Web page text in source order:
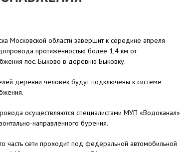
Московской области завершит к середине апреля
протяженностью более 1,4 км от
пос. Быково в деревню Быковку.
деревни человек будут подключены к системе
осуществляются специалистами МУП «Водоканал»
направленного бурения.
часть сети проходит под федеральной автомобильной